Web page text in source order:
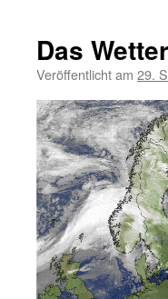
Das
Veröffentlicht am 29.